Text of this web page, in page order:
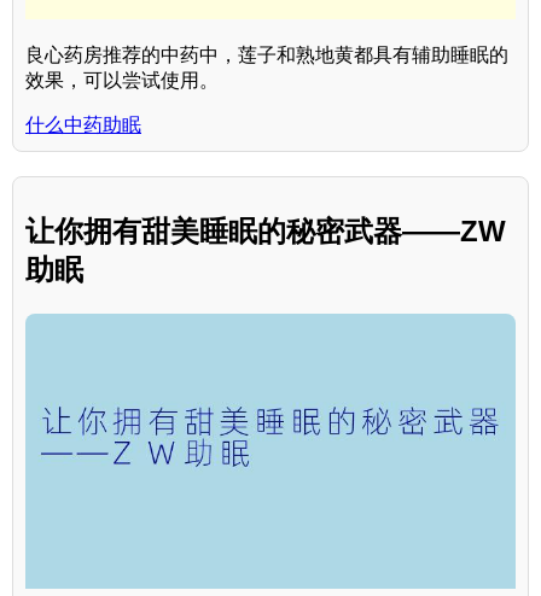
良心药房推荐的中药中，莲子和熟地黄都具有辅助睡眠的
效果，可以尝试使用。
什么中药助眠
让你拥有甜美睡眠的秘密武器——ZW
助眠